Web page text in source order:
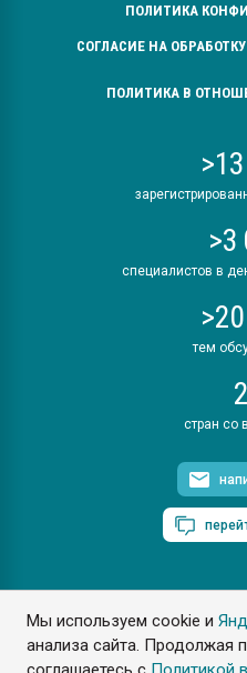
Мы используем cookie и
анализа сайта. Продолжая
ПОЛИТИКА
СОГЛАСИЕ НА
ПОЛИТИКА В
>3
специалистов в
тем
стран со
ПластЭксперт ©
Разрешается копирование
ссылкой на